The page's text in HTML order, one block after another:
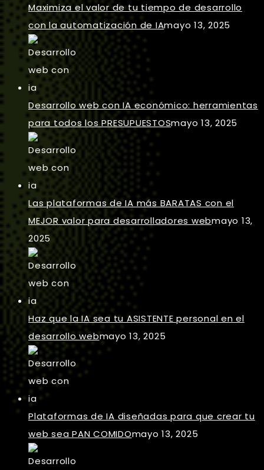
Maximiza el valor de tu tiempo de desarrollo
con la automatización de IAmayo 13, 2025
Desarrollo web con IA económico: herramientas
para todos los PRESUPUESTOSmayo 13, 2025
Las plataformas de IA más BARATAS con el
MEJOR valor para desarrolladores webmayo 13,
2025
Haz que la IA sea tu ASISTENTE personal en el
desarrollo webmayo 13, 2025
Plataformas de IA diseñadas para que crear tu
web sea PAN COMIDOmayo 13, 2025